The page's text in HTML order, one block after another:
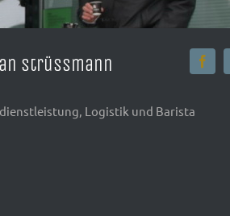
Strüssmann
Logistik und Barista